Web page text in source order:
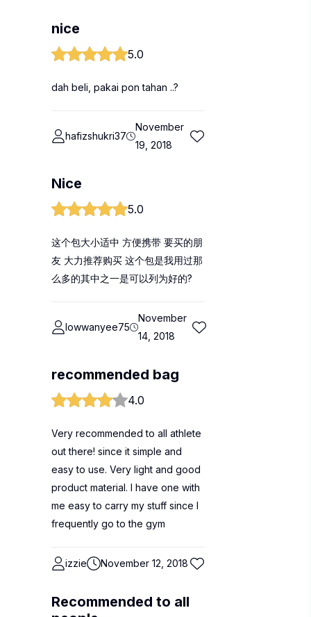
nice
5.0
dah beli, pakai pon tahan ..?
hafizshukri37
November
19, 2018
Nice
5.0
这个包大小适中 方便携带 要买的朋
友 大力推荐购买 这个包是我用过那
么多的其中之一是可以列为好的?
lowwanyee75
November
14, 2018
recommended bag
4.0
Very recommended to all athlete
out there! since it simple and
easy to use. Very light and good
product material. I have one with
me easy to carry my stuff since I
frequently go to the gym
izzie November 12, 2018
Recommended to all